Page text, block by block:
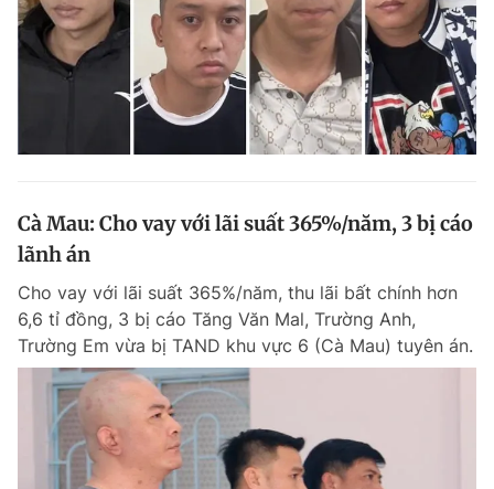
Cà Mau: Cho vay với lãi suất 365%/năm, 3 bị cáo
lãnh án
Cho vay với lãi suất 365%/năm, thu lãi bất chính hơn
6,6 tỉ đồng, 3 bị cáo Tăng Văn Mal, Trường Anh,
Trường Em vừa bị TAND khu vực 6 (Cà Mau) tuyên án.